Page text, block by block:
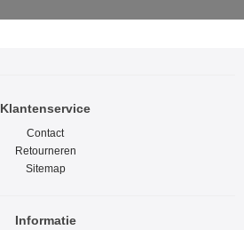
Klantenservice
Contact
Retourneren
Sitemap
Informatie